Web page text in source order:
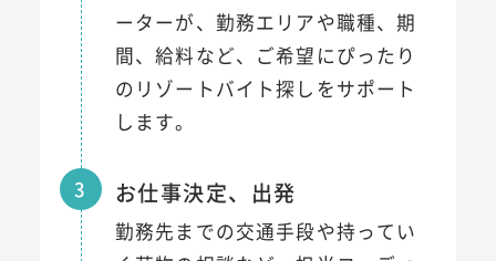
ーターが、勤務エリアや職種、期
間、給料など、ご希望にぴったり
のリゾートバイト探しをサポート
します。
3 お仕事決定、出発
勤務先までの交通手段や持ってい